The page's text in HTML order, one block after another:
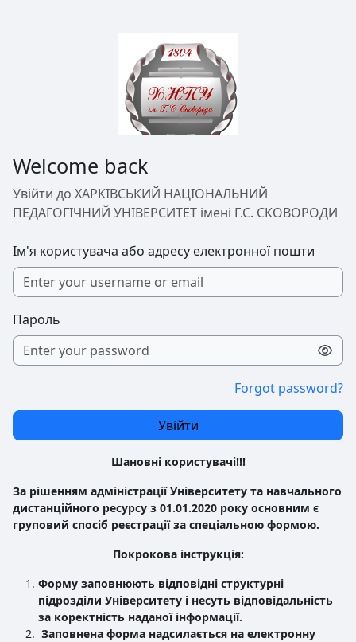
Welcome back
Увійти до ХАРКІВСЬКИЙ НАЦІОНАЛЬНИЙ
ПЕДАГОГІЧНИЙ УНІВЕРСИТЕТ імені Г.С. СКОВОРОДИ
Ім'я користувача або адресу електронної пошти
Пароль
Forgot password?
Увійти
Шановні користувачі!!!
За рішенням адміністрації Університету та навчального
дистанційного ресурсу з 01.01.2020 року основним є
груповий спосіб реєстрації за спеціальною формою.
Покрокова інструкція:
Форму заповнюють відповідні структурні
підрозділи Університету і несуть відповідальність
за коректність наданої інформації.
Заповнена форма надсилається на електронну